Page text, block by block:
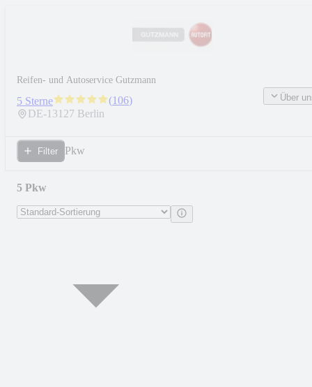
Reifen- und Autoservice Gutzmann
5 Sterne (106)
DE-13127 Berlin
Über
Filter Pkw
5 Pkw